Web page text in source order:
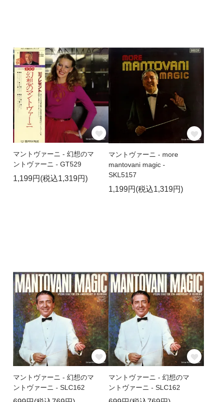
マントヴァーニ - 幻想のマ
ントヴァーニ - GT529
1,199円(税込1,319円)
マントヴァーニ - more
mantovani magic -
SKL5157
1,199円(税込1,319円)
マントヴァーニ - 幻想のマ
ントヴァーニ - SLC162
マントヴァーニ - 幻想のマ
ントヴァーニ - SLC162